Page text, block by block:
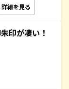
詳細を見る
印が凄い！